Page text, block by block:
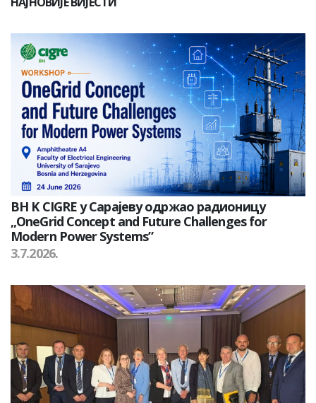
BH K CIGRE у Сарајеву одржао радионицу
„OneGrid Concept and Future Challenges for
Modern Power Systems”
3.7.2026.